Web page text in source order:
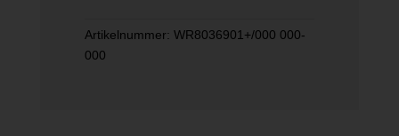
Artikelnummer: WR8036901+/000 000-
000